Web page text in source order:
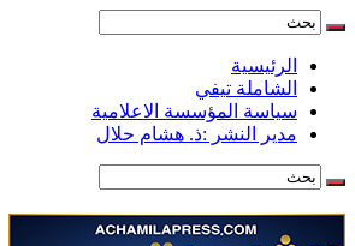
الرئيسية
الشاملة تيفي
سياسة المؤسسة الاعلامية
مدير النشر :ذ. هشام حلال